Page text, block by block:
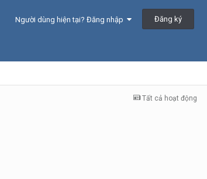
Người dùng hiện tại? Đăng nhập Đăng ký
Tất cả hoạt động